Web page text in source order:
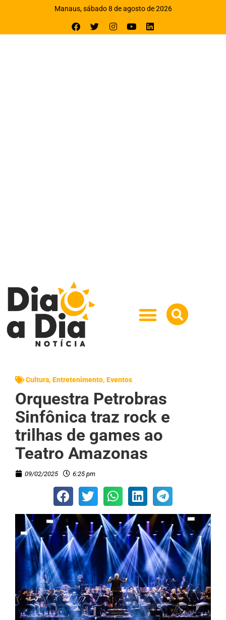
Manaus, sábado 8 de agosto de 2026
Cultura, Entretenimento, Eventos
Orquestra Petrobras
Sinfônica traz rock e
trilhas de games ao
Teatro Amazonas
09/02/2025 6:25 pm